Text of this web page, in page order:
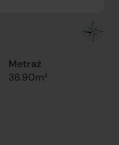
Metraż
36.90m²